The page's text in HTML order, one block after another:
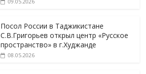
Посол России в Таджикистане
С.В.Григорьев открыл центр «Русское
пространство» в г.Худжанде
08.05.2026